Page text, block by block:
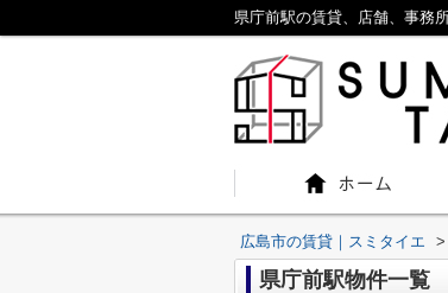
県庁前駅の賃貸、店舗、事務
広島市の賃貸｜スミタイエ >
県庁前駅物件一覧